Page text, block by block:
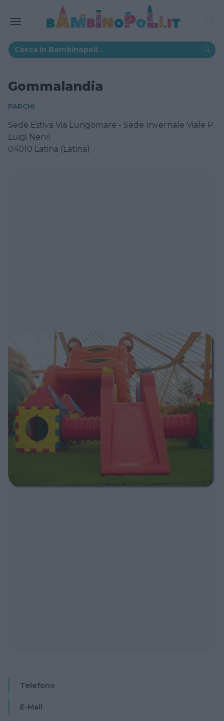
Gommalandia
PARCHI
Sede Estiva Via Lungomare - Sede Invernale Viale P.
Luigi Nervi
04010 Latina (Latina)
Telefono
E-Mail